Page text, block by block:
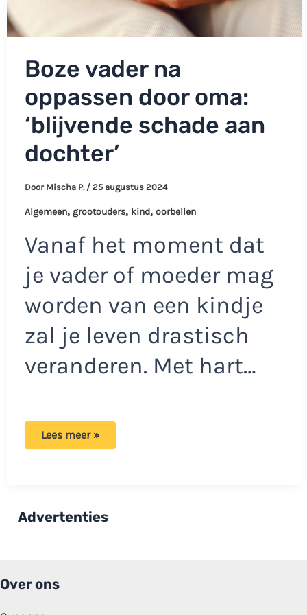
Boze vader na
oppassen door oma:
‘blijvende schade aan
dochter’
Door Mischa P. / 25 augustus 2024
Algemeen, grootouders, kind, oorbellen
Vanaf het moment dat
je vader of moeder mag
worden van een kindje
zal je leven drastisch
veranderen. Met hart…
Boze
schade
aan
Lees meer »
Advertenties
Over ons